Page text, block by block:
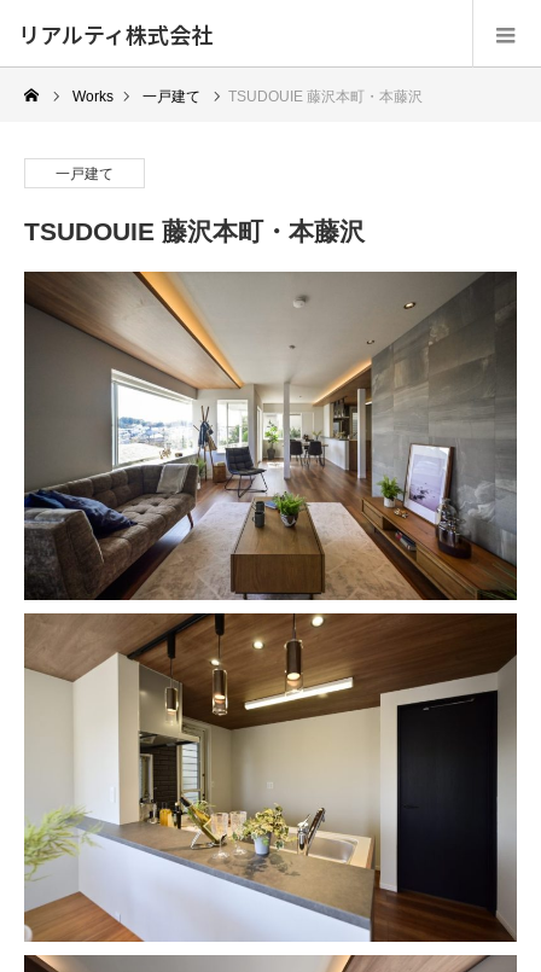
リアルティ株式会社
Works 一戸建て TSUDOUIE 藤沢本町・本藤沢
一戸建て
TSUDOUIE 藤沢本町・本藤沢